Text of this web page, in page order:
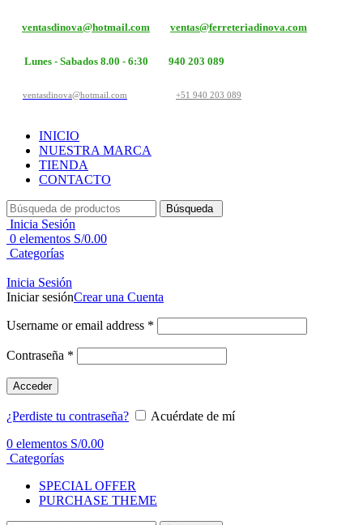
ventasdinova@hotmail.com ventas@ferreteriadinova.com
Lunes - Sabados 8.00 - 6:30 940 203 089
ventasdinova@hotmail.com +51 940 203 089
INICIO
NUESTRA MARCA
TIENDA
CONTACTO
Búsqueda
Inicia Sesión
0 elementos S/0.00
Categorías
Inicia Sesión
Iniciar sesiónCrear una Cuenta
Username or email address *
Contraseña *
Acceder
¿Perdiste tu contraseña?
Acuérdate de mí
0 elementos S/0.00
Categorías
SPECIAL OFFER
PURCHASE THEME